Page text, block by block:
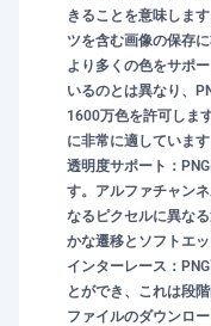
きることを意味しま
ツを含む画像の保存
より多くの色をサポ
いるのとは異なり、
1600万色を許可しま
に非常に適していま
透明度サポート：
す。アルファチャン
なるピクセルに異な
かな遷移とソフトエ
インターレース：
とができ、これは段
ファイルのダウンロ